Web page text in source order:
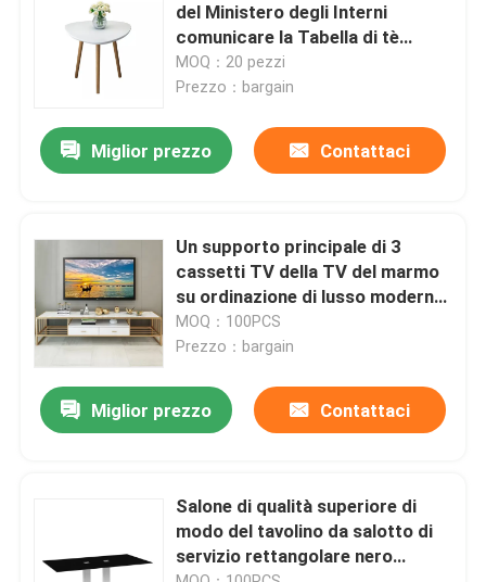
Prodotti
Circa noi
Giro della fabbrica
Contattici
Richieda una citazione
Mobilia dell'aula magna
Mobilia del salone
Mobilie della sala da pranzo
del Ministero degli Interni
comunicare la Tabella di tè
moderna del caffè
MOQ：20 pezzi
Prezzo：bargain
Miglior prezzo Contattaci
Un supporto principale di 3
cassetti TV della TV del marmo
su ordinazione di lusso moderno
del Governo
MOQ：100PCS
Prezzo：bargain
Miglior prezzo Contattaci
Salone di qualità superiore di
modo del tavolino da salotto di
servizio rettangolare nero